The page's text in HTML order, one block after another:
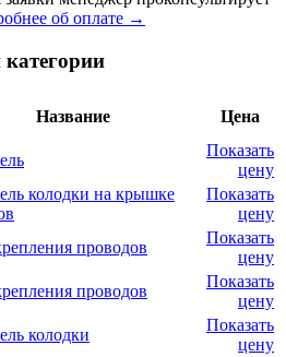
об оплате →
категории
Название Цена
Показать
цену
колодки на крышке
Показать
цену
проводов
Показать
цену
проводов
Показать
цену
колодки
Показать
цену